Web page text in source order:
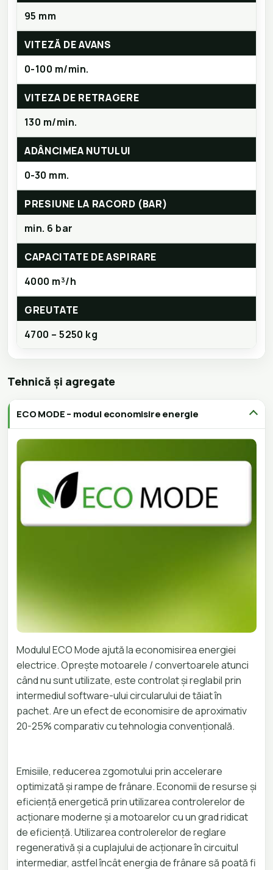
95 mm
VITEZĂ DE AVANS
0-100 m/min.
VITEZA DE RETRAGERE
130 m/min.
ADÂNCIMEA NUTULUI
0-30 mm.
PRESIUNE LA RACORD (BAR)
min. 6 bar
CAPACITATE DE ASPIRARE
4000 m³/h
GREUTATE
4700 – 5250 kg
Tehnică și agregate
ECO MODE – modul economisire energie
Modulul ECO Mode ajută la economisirea energiei
electrice. Oprește motoarele / convertoarele atunci
când nu sunt utilizate, este controlat și reglabil prin
intermediul software-ului circularului de tăiat în
pachet. Are un efect de economisire de aproximativ
20-25% comparativ cu tehnologia convențională.
Emisiile, reducerea zgomotului prin accelerare
optimizată și rampe de frânare. Economii de resurse și
eficiență energetică prin utilizarea controlerelor de
acționare moderne și a motoarelor cu un grad ridicat
de eficiență. Utilizarea controlerelor de reglare
regenerativă și a cuplajului de acționare în circuitul
intermediar, astfel încât energia de frânare să poată fi